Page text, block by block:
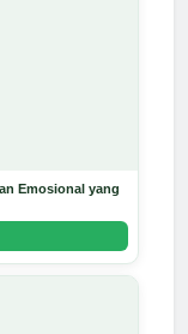
Emosional yang